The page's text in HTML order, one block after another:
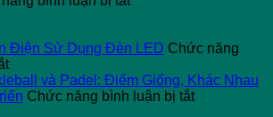
Gây
Rò
Điện
Cho
Pickleball
–
Điện Sử Dụng Đèn LED Chức năng
ở
Máy
Tính
và Padel: Điểm Giống, Khác Nhau
Chức năng bình luận bị tắtở